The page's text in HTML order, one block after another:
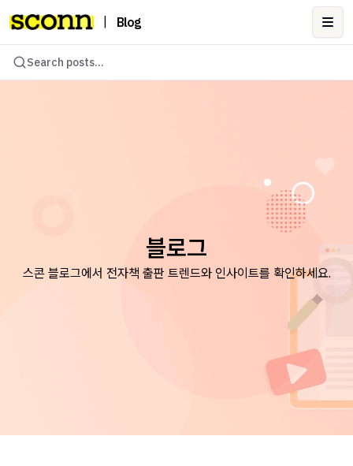
Blog
Search posts...
블로그
스콘 블로그에서 전자책 출판 트렌드와 인사이트를 확인하세요.